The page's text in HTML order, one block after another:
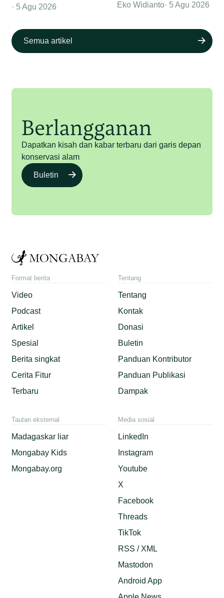
5 Agu 2026
Eko Widianto 5 Agu 2026
Semua artikel
Berlangganan
Dapatkan kisah dan kabar terbaru dari garis depan
konservasi alam
Buletin
Format berita
Video
Podcast
Artikel
Spesial
Berita singkat
Cerita Fitur
Terbaru
Tentang
Tentang
Kontak
Donasi
Buletin
Panduan Kontributor
Panduan Publikasi
Dampak
Tautan eksternal
Madagaskar liar
Mongabay Kids
Mongabay.org
Media sosial
LinkedIn
Instagram
Youtube
X
Facebook
Threads
TikTok
RSS / XML
Mastodon
Android App